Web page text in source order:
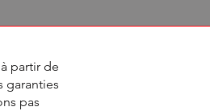
partir de
garanties
pas